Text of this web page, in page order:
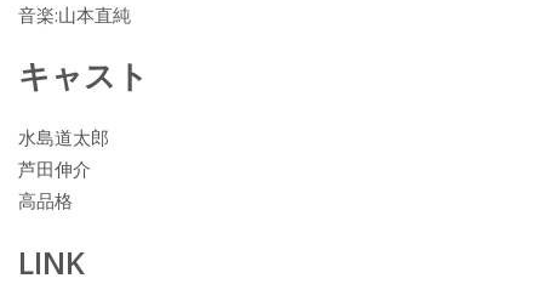
音楽:山本直純
キャスト
水島道太郎
芦田伸介
高品格
LINK